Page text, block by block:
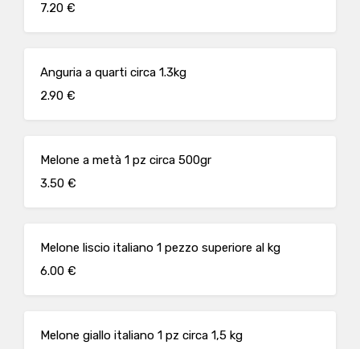
7.20 €
Anguria a quarti circa 1.3kg
2.90 €
Melone a metà 1 pz circa 500gr
3.50 €
Melone liscio italiano 1 pezzo superiore al kg
6.00 €
Melone giallo italiano 1 pz circa 1,5 kg